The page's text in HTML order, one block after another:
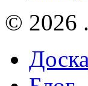
© 2026
Доска